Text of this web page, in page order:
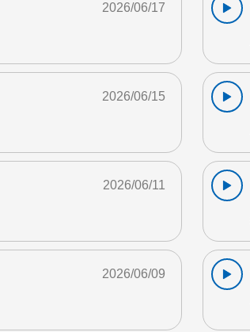
2026/06/17
2026/06/15
2026/06/11
2026/06/09